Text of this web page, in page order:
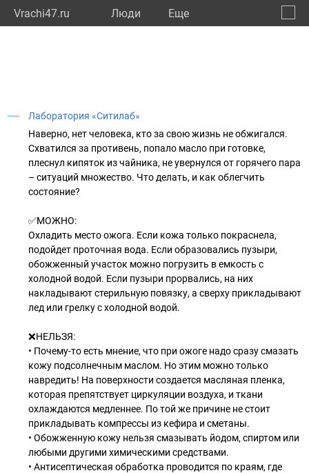
Vrachi47.ru Люди Eще
Лаборатория «Ситилаб»
Наверно, нет человека, кто за свою жизнь не обжигался.
Схватился за противень, попало масло при готовке,
плеснул кипяток из чайника, не увернулся от горячего пара
– ситуаций множество. Что делать, и как облегчить
состояние?
✅МОЖНО:
Охладить место ожога. Если кожа только покраснела,
подойдет проточная вода. Если образовались пузыри,
обожженный участок можно погрузить в емкость с
холодной водой. Если пузыри прорвались, на них
накладывают стерильную повязку, а сверху прикладывают
лед или грелку с холодной водой.
❌НЕЛЬЗЯ:
• Почему-то есть мнение, что при ожоге надо сразу смазать
кожу подсолнечным маслом. Но этим можно только
навредить! На поверхности создается масляная пленка,
которая препятствует циркуляции воздуха, и ткани
охлаждаются медленнее. По той же причине не стоит
прикладывать компрессы из кефира и сметаны.
• Обожженную кожу нельзя смазывать йодом, спиртом или
любыми другими химическими средствами.
• Антисептическая обработка проводится по краям, где